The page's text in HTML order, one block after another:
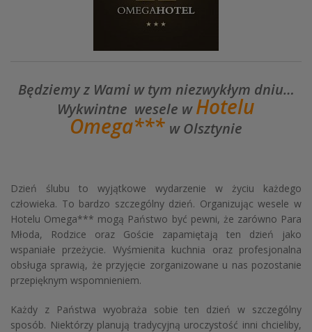
Będziemy z Wami w tym niezwykłym dniu…
Wykwintne wesele w Hotelu
Omega*** w Olsztynie
Dzień ślubu to wyjątkowe wydarzenie w życiu każdego
człowieka. To bardzo szczególny dzień. Organizując wesele w
Hotelu Omega*** mogą Państwo być pewni, że zarówno Para
Młoda, Rodzice oraz Goście zapamiętają ten dzień jako
wspaniałe przeżycie. Wyśmienita kuchnia oraz profesjonalna
obsługa sprawią, że przyjęcie zorganizowane u nas pozostanie
przepięknym wspomnieniem.
Każdy z Państwa wyobraża sobie ten dzień w szczególny
sposób. Niektórzy planują tradycyjną uroczystość inni chcieliby,